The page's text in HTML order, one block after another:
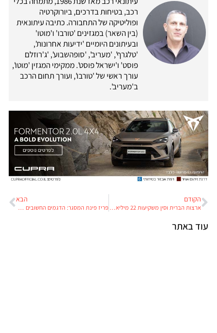
רכב, בטיחות בדרכים, ביורוקרטיה
ופוליטיקה של התחבורה. כתיבה עיתונאית
(בין השאר) במגזינים 'טורבו' ו'מוטו'
ובעיתונים היומיים 'ידיעות אחרונות',
'טלגרף', 'מעריב', 'סופהשבוע', 'ג'רוזלם
פוסט' ו'ישראל פוסט'. ממקימי המגזין 'מוטו',
עורך ראשי של 'טורבו', ועורך תחום הרכב
ב'מעריב'.
הקודם
ארצות הברית וסין משקיעות 22 מיליארד דולרים בשנה בסבסוד דלק מזהם
הבא
פריז פינת המסגר: הדגמים החשובים לשוק הישראלי
עוד באתר